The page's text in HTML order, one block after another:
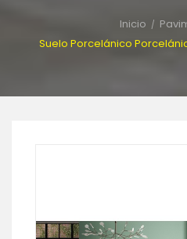
Inicio
Suelo Porcelánico